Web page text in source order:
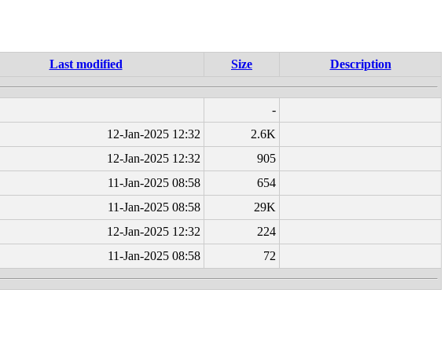
Last modified Size Description
-
12-Jan-2025 12:32
2.6K
12-Jan-2025 12:32
905
11-Jan-2025 08:58
654
11-Jan-2025 08:58
29K
12-Jan-2025 12:32
224
11-Jan-2025 08:58 72